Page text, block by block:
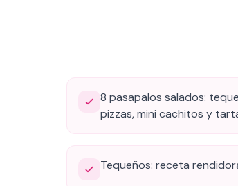
8 pasapalos salados:
pizzas, mini cachitos y
Tequeños: receta